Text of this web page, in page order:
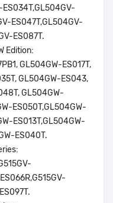
ES034T,GL504GV-
ES047T,GL504GV-
ES087T.
Edition:
GL504GW-ES017T,
GL504GW-ES043,
GL504GW-
ES050T,GL504GW-
ES013T,GL504GW-
ES040T.